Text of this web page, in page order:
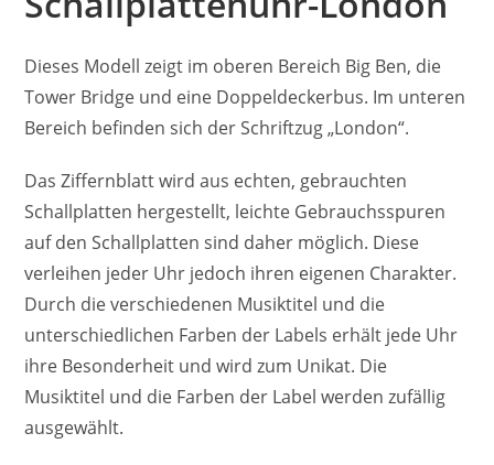
Dieses Modell zeigt im oberen Bereich Big Ben, die
Tower Bridge und eine Doppeldeckerbus. Im unteren
Bereich befinden sich der Schriftzug „London“.
Das Ziffernblatt wird aus echten, gebrauchten
Schallplatten hergestellt, leichte Gebrauchsspuren
auf den Schallplatten sind daher möglich. Diese
verleihen jeder Uhr jedoch ihren eigenen Charakter.
Durch die verschiedenen Musiktitel und die
unterschiedlichen Farben der Labels erhält jede Uhr
ihre Besonderheit und wird zum Unikat. Die
Musiktitel und die Farben der Label werden zufällig
ausgewählt.